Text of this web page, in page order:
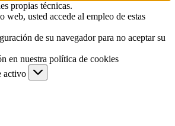
propias técnicas.
web, usted accede al empleo de estas
de su navegador para no aceptar su
en nuestra política de cookies
activo